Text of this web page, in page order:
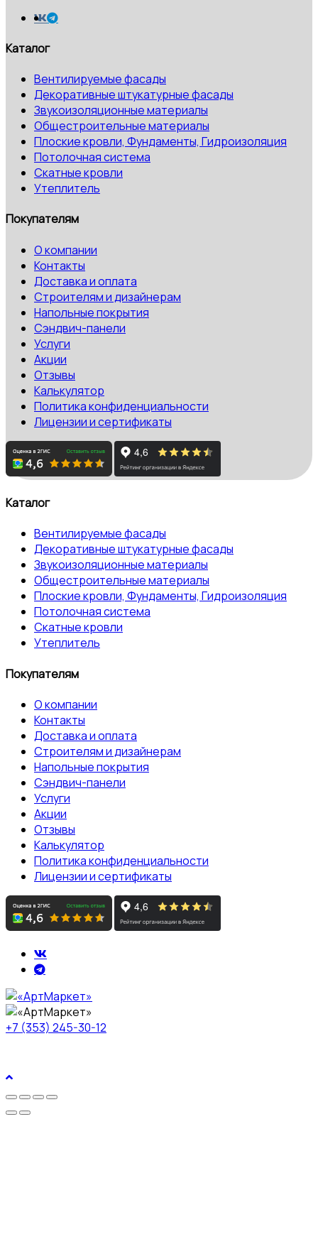
Каталог
Вентилируемые фасады
Декоративные штукатурные фасады
Звукоизоляционные материалы
Общестроительные материалы
Плоские кровли, Фундаменты, Гидроизоляция
Потолочная система
Скатные кровли
Утеплитель
Покупателям
О компании
Контакты
Доставка и оплата
Строителям и дизайнерам
Напольные покрытия
Сэндвич-панели
Услуги
Акции
Отзывы
Калькулятор
Политика конфиденциальности
Лицензии и сертификаты
Каталог
Вентилируемые фасады
Декоративные штукатурные фасады
Звукоизоляционные материалы
Общестроительные материалы
Плоские кровли, Фундаменты, Гидроизоляция
Потолочная система
Скатные кровли
Утеплитель
Покупателям
О компании
Контакты
Доставка и оплата
Строителям и дизайнерам
Напольные покрытия
Сэндвич-панели
Услуги
Акции
Отзывы
Калькулятор
Политика конфиденциальности
Лицензии и сертификаты
+7 (353) 245-30-12